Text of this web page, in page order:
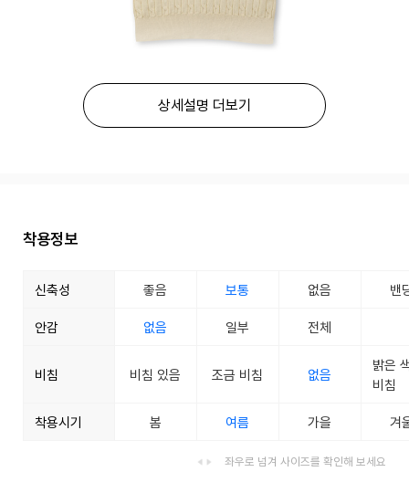
상세설명 더보기
착용정보
신축성 좋음 보통 없음 밴
안감 없음 일부 전체
비침 비침 있음 조금 비침 없음
밝은
비침
착용시기 봄 여름 가을 겨
좌우로 넘겨 사이즈를 확인해 보세요